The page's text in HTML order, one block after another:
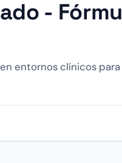
-
entornos clínicos